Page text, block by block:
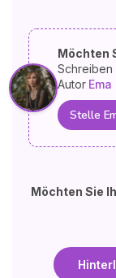
Möchten
Schreiben
Autor Ema
Stelle
Möchten Sie